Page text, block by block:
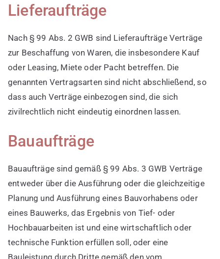
Lieferaufträge
Nach § 99 Abs. 2 GWB sind Lieferaufträge Verträge
zur Beschaffung von Waren, die insbesondere Kauf
oder Leasing, Miete oder Pacht betreffen. Die
genannten Vertragsarten sind nicht abschließend, so
dass auch Verträge einbezogen sind, die sich
zivilrechtlich nicht eindeutig einordnen lassen.
Bauaufträge
Bauaufträge sind gemäß § 99 Abs. 3 GWB Verträge
entweder über die Ausführung oder die gleichzeitige
Planung und Ausführung eines Bauvorhabens oder
eines Bauwerks, das Ergebnis von Tief- oder
Hochbauarbeiten ist und eine wirtschaftlich oder
technische Funktion erfüllen soll, oder eine
Bauleistung durch Dritte gemäß den vom